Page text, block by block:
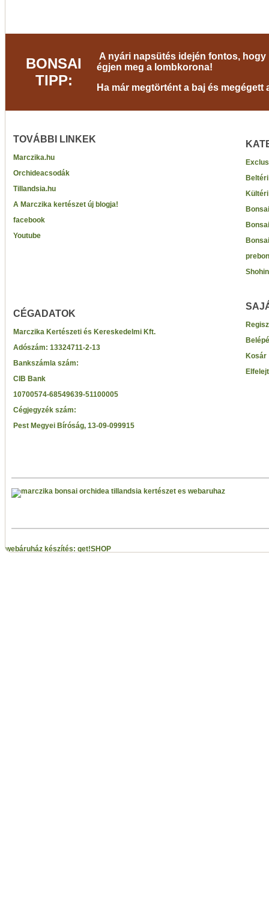
BONSAI
TIPP:
A nyári napsütés idején fontos,
égjen meg a lombkorona!
Ha már megtörtént a baj és
TOVÁBBI LINKEK
Marczika.hu
Orchideacsodák
Tillandsia.hu
A Marczika kertészet új blogja!
facebook
Youtube
CÉGADATOK
Marczika Kertészeti és Kereskedelmi Kft.
Adószám: 13324711-2-13
Bankszámla szám:
CIB Bank
10700574-68549639-51100005
Cégjegyzék szám:
Pest Megyei Bíróság, 13-09-099915
Kosár
webáruház készítés: get!SHOP